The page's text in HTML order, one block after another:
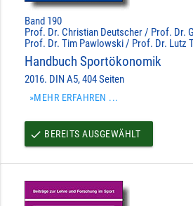
Band 190
Prof. Dr. Christian Deutscher / Prof. Dr.
Prof. Dr. Tim Pawlowski / Prof. Dr. Lutz
Handbuch Sportökonomik
2016. DIN A5, 404 Seiten
»MEHR ERFAHREN ...
done BEREITS AUSGEWÄHLT